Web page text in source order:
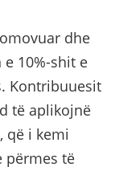
dhe
10%-shit e
Kontribuuesit
të aplikojnë
që i kemi
përmes të